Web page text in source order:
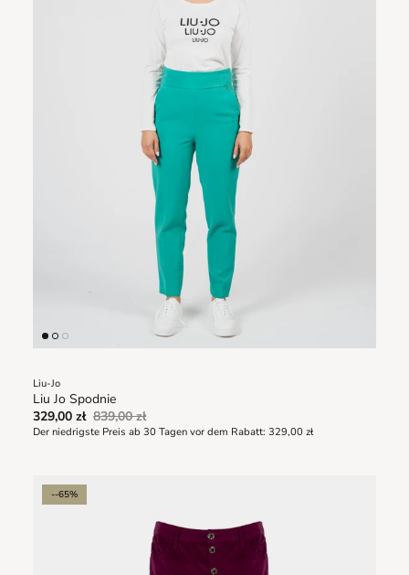
Liu-Jo
Liu Jo Spodnie
329,00 zł 839,00 zł
Der niedrigste Preis ab 30 Tagen vor dem Rabatt: 329,00 zł
--65%